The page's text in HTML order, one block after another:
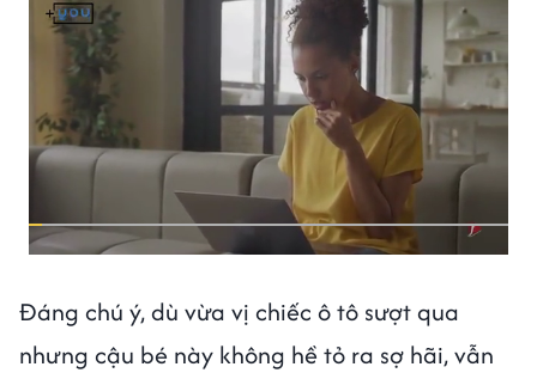
Đáng chú ý, dù vừa vị chiếc ô tô sượt qua
nhưng cậu bé này không hề tỏ ra sợ hãi, vẫn